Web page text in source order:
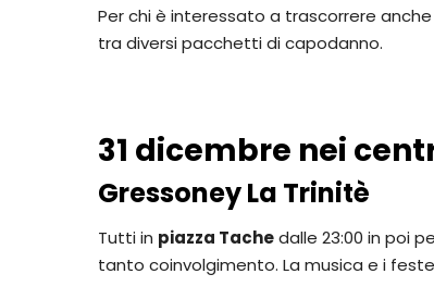
Per chi è interessato a trascorrere
tra diversi pacchetti di capodanno.
31 dicembre nei
Gressoney La Trinitè
Tutti in piazza Tachedalle 23:00 in poi
tanto coinvolgimento. La musica e i